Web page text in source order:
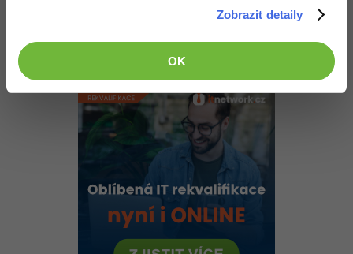
Zobrazit detaily
OK
MS Office -80%
Google Dokumenty
Time management
Fotografování -80%
Video
stejně tak parsovat i HTML. Žádná "syntaxe" pro to není, musíš si
to naprogramovat. Také nevím, co je na tom vtipného.
+1